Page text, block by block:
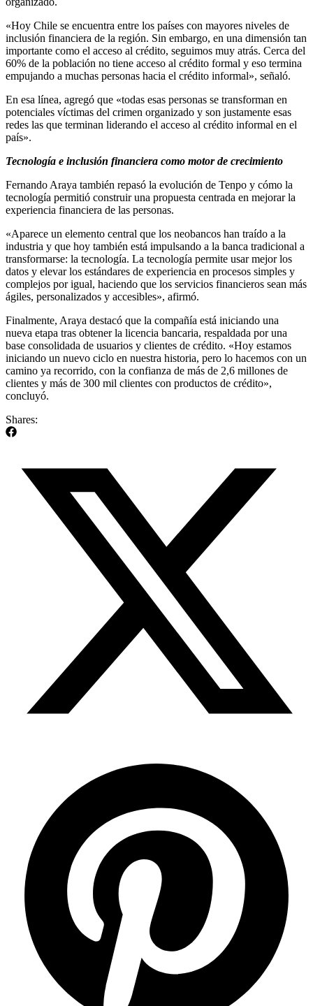
«Hoy Chile se encuentra entre los países con mayores niveles de
inclusión financiera de la región. Sin embargo, en una dimensión tan
importante como el acceso al crédito, seguimos muy atrás. Cerca del
60% de la población no tiene acceso al crédito formal y eso termina
empujando a muchas personas hacia el crédito informal», señaló.
En esa línea, agregó que «todas esas personas se transforman en
potenciales víctimas del crimen organizado y son justamente esas
redes las que terminan liderando el acceso al crédito informal en el
país».
Tecnología e inclusión financiera como motor de crecimiento
Fernando Araya también repasó la evolución de Tenpo y cómo la
tecnología permitió construir una propuesta centrada en mejorar la
experiencia financiera de las personas.
«Aparece un elemento central que los neobancos han traído a la
industria y que hoy también está impulsando a la banca tradicional a
transformarse: la tecnología. La tecnología permite usar mejor los
datos y elevar los estándares de experiencia en procesos simples y
complejos por igual, haciendo que los servicios financieros sean más
ágiles, personalizados y accesibles», afirmó.
Finalmente, Araya destacó que la compañía está iniciando una
nueva etapa tras obtener la licencia bancaria, respaldada por una
base consolidada de usuarios y clientes de crédito. «Hoy estamos
iniciando un nuevo ciclo en nuestra historia, pero lo hacemos con un
camino ya recorrido, con la confianza de más de 2,6 millones de
clientes y más de 300 mil clientes con productos de crédito»,
concluyó.
Shares: